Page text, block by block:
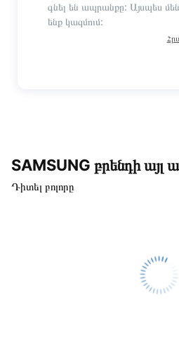
գնել են ապրանքը: Այսպես
ենք կազմում:
SAMSUNG բրենդի այլ
Դիտել բոլորը